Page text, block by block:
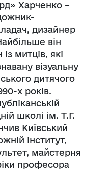
Харченко –
дизайнер
він
митців, які
візуальну
дитячого
х років.
школі ім. Т.Г.
Київський
інститут,
майстерня
професора